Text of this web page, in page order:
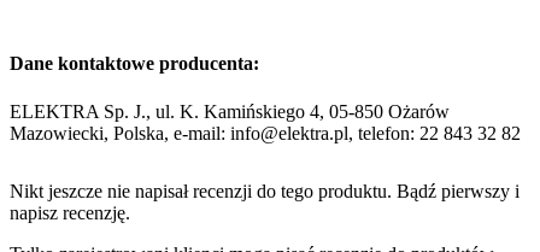
Dane kontaktowe producenta:
ELEKTRA Sp. J., ul. K. Kamińskiego 4, 05-850 Ożarów
Mazowiecki, Polska, e-mail: info@elektra.pl, telefon: 22 843 32 82
Nikt jeszcze nie napisał recenzji do tego produktu. Bądź pierwszy i
napisz recenzję.